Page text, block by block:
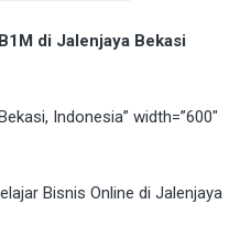
di Jalenjaya Bekasi
Indonesia” width=”600″
Bisnis Online di Jalenjaya